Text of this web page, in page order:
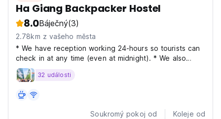
Ha Giang Backpacker Hostel
8.0Báječný(3)
2.78km z vašeho města
* We have reception working 24-hours so tourists can
check in at any time (even at midnight). * We also
provide free swimming pool, wifi, elevator and lounge
area on the 4th floor with free beer from 7:00 pm to
32 události
Soukromý pokoj od Koleje od